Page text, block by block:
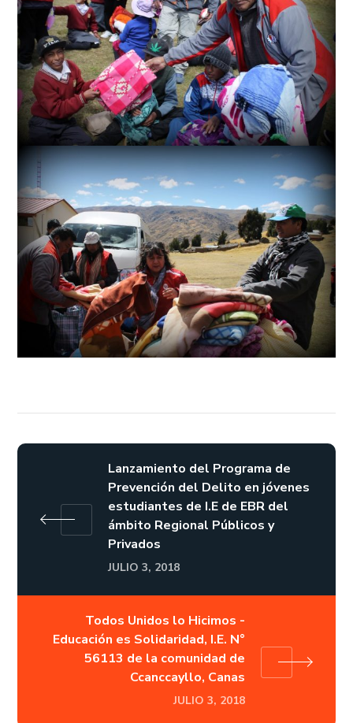
Lanzamiento del Programa de
Prevención del Delito en jóvenes
estudiantes de I.E de EBR del
ámbito Regional Públicos y
Privados
JULIO 3, 2018
Todos Unidos lo Hicimos -
Educación es Solidaridad, I.E. N°
56113 de la comunidad de
Ccanccayllo, Canas
JULIO 3, 2018